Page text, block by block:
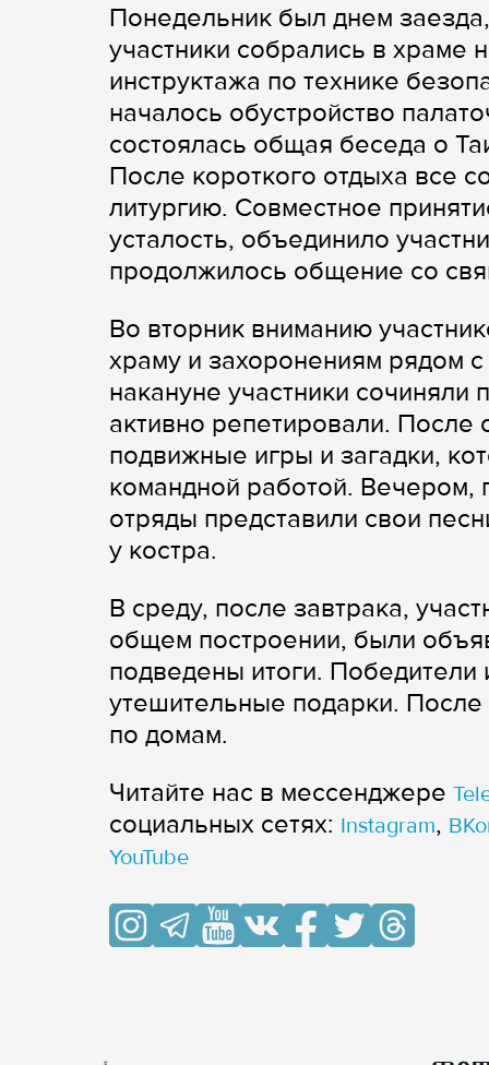
Понедельник был днем
участники собрались в
инструктажа по технике
началось обустройство
состоялась общая беседа о
После короткого отдыха все
литургию. Совместное
усталость, объединило
продолжилось общение со
Во вторник вниманию
храму и захоронениям рядом
накануне участники сочиняли
активно репетировали.
подвижные игры и загадки,
командной работой. Вечером,
отряды представили свои
у костра.
В среду, после завтрака,
общем построении, были
подведены итоги.
утешительные подарки.
по домам.
Читайте нас в мессенджере
cоциальных сетях: Instagram,
YouTube